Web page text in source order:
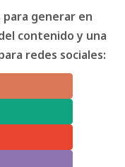
generar en
contenido y una
redes sociales: